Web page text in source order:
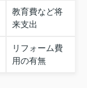
教育費など将
来支出
リフォーム費
用の有無